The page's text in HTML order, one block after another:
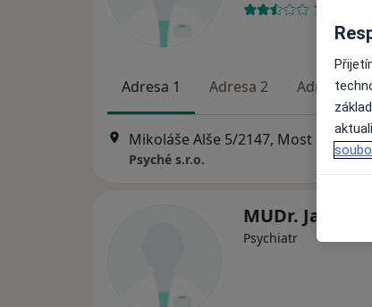
7 názorů
Adresa 1 Adresa 2 Adresa 3
Mikoláše Alše 5/2147, Most Mapa
Psyché s.r.o.
MUDr. Jana
Psychiatr